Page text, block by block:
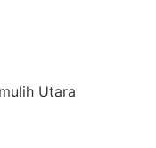
Utara